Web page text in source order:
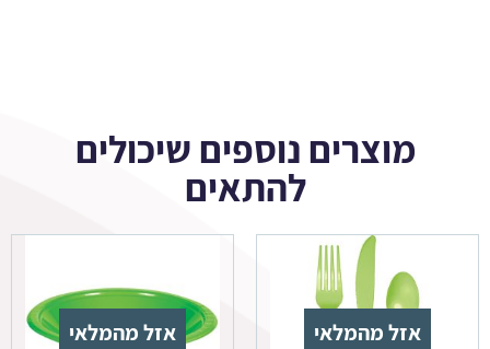
מוצרים נוספים שיכולים
להתאים
אזל מהמלאי אזל מהמלאי